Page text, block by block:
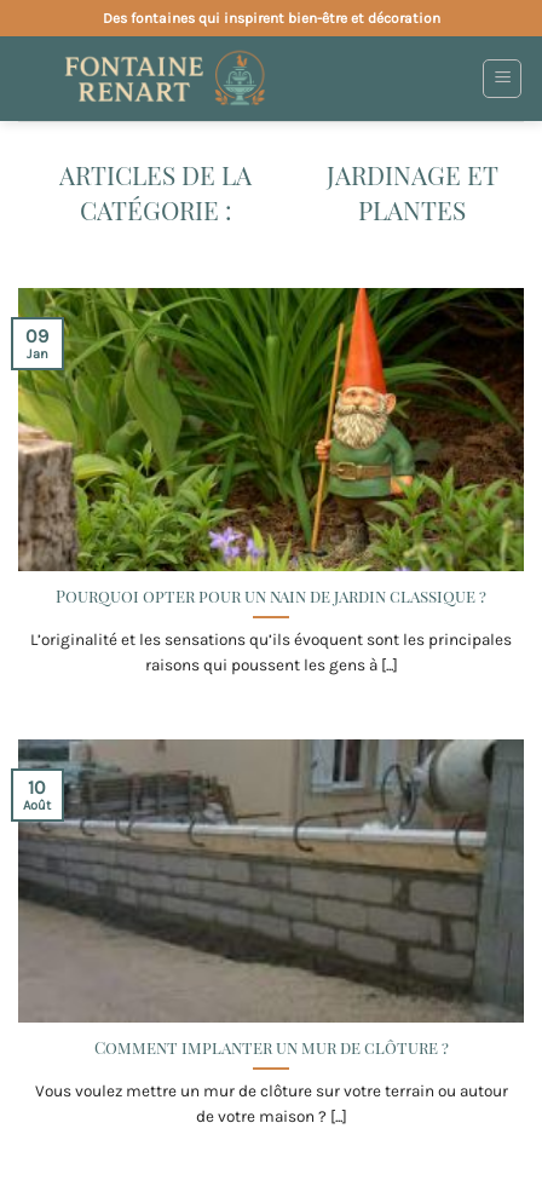
au
contenu
Des fontaines qui inspirent bien-être et décoration
JARDINAGE ET
PLANTES
Pourquoi opter pour un nain de jardin classique ?
L’originalité et les sensations qu’ils évoquent sont les principales
raisons qui poussent les gens à [...]
09
Jan
Comment implanter un mur de clôture ?
Vous voulez mettre un mur de clôture sur votre terrain ou autour
de votre maison ? [...]
10
Août